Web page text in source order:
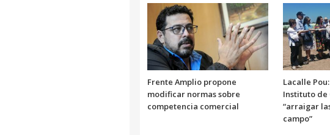
Frente Amplio propone
modificar normas sobre
competencia comercial
Lacalle
Instituto de
“arraigar
campo”